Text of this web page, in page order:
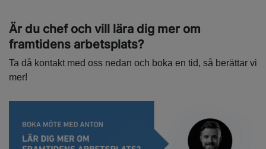
Är du chef och vill lära dig mer om
framtidens arbetsplats?
Ta då kontakt med oss nedan och boka en tid, så berättar vi
mer!